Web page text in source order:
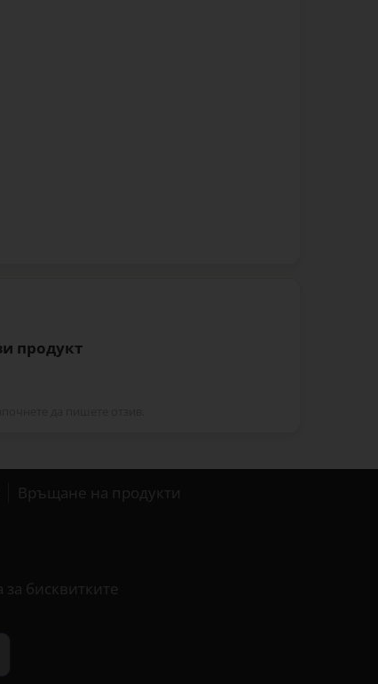
продукт
Връщане на продукти
за бисквитките